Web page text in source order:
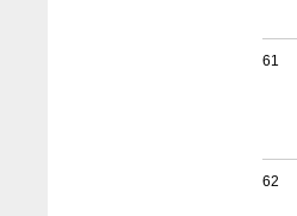
61
62